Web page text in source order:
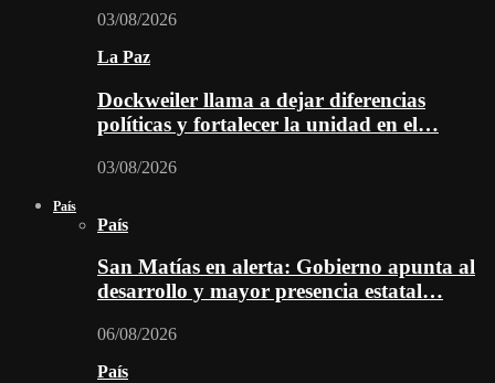
03/08/2026
La Paz
Dockweiler llama a dejar diferencias
políticas y fortalecer la unidad en el…
03/08/2026
País
País
San Matías en alerta: Gobierno apunta al
desarrollo y mayor presencia estatal…
06/08/2026
País